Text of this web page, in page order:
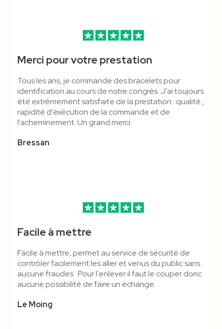
Merci pour votre prestation
Tous les ans, je commande des bracelets pour
identification au cours de notre congrès. J'ai toujours
été extrêmement satisfaite de la prestation : qualité ,
rapidité d'éxécution de la commande et de
l'acheminement. Un grand merci.
Bressan
Facile à mettre
Facile à mettre, permet au service de sécurité de
contrôler facilement les aller et venus du public sans
aucune fraudes . Pour l'enlever il faut le couper donc
aucune possibilité de faire un échange.
Le Moing